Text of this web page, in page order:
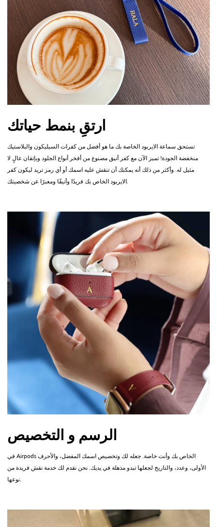
ارتقِ بنمط حياتك
تستحق سماعة الايربود الخاصة بك ما هو أفضل من كفرات السيليكون والبلاستيك
منخفضة الجودة! تميز الآن مع كفر أنيق مصنوع من أفخر أنواع الجلود وبإتقان عالٍ لا
مثيل له. وأكثر من ذلك أنه يمكنك أن تنقش عليه اسمك أو أي رمز تريد ليكون كفر
الرسم و التخصيص
في Airpods الخاص بك وأنت خاصة. جعله لك وتخصيص اسمك المفضل، والأحرف
الأولى، وعدد، والتاريخ لجعلها تبدو مذهلة في يديك. نحن نقدم لك خدمة نقش فريدة من